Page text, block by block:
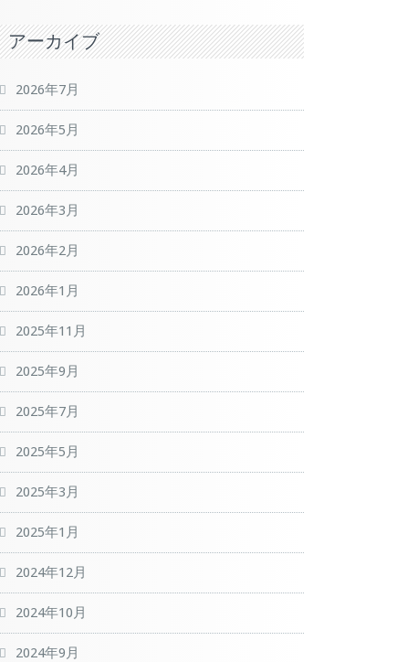
アーカイブ
2026年7月
2026年5月
2026年4月
2026年3月
2026年2月
2026年1月
2025年11月
2025年9月
2025年7月
2025年5月
2025年3月
2025年1月
2024年12月
2024年10月
2024年9月